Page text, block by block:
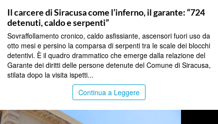
Il carcere di Siracusa come l’inferno, il garante: “724
detenuti, caldo e serpenti”
Sovraffollamento cronico, caldo asfissiante, ascensori fuori uso da
otto mesi e persino la comparsa di serpenti tra le scale dei blocchi
detentivi. È il quadro drammatico che emerge dalla relazione del
Garante dei diritti delle persone detenute del Comune di Siracusa,
stilata dopo la visita ispetti...
Continua a Leggere